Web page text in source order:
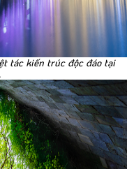
tác kiến trúc độc đáo tại